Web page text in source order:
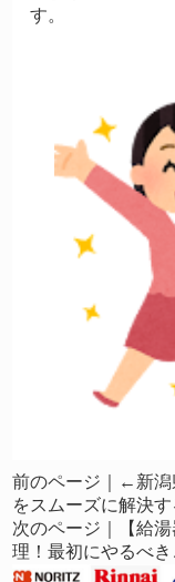
す。
前のページ｜← 新
をスムーズに解決
次のページ｜
【給
理！最初にやるべき